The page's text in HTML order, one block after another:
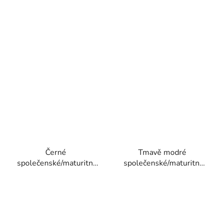
Černé
společenské/maturitní
Tmavě modré
společenské/maturitní